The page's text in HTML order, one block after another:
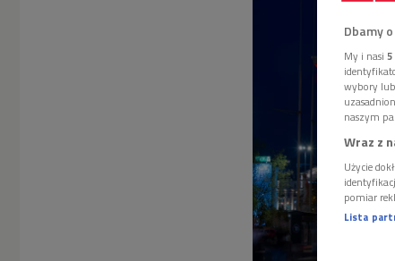
Dbamy
My i nasi 5
wybory
naszym
Wraz z
Użycie
pomiar
Lista